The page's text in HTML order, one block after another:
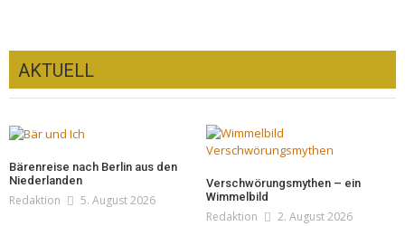
AKTUELL
Bärenreise nach Berlin aus den
Niederlanden
Redaktion 5. August 2026
Verschwörungsmythen – ein
Wimmelbild
Redaktion 2. August 2026